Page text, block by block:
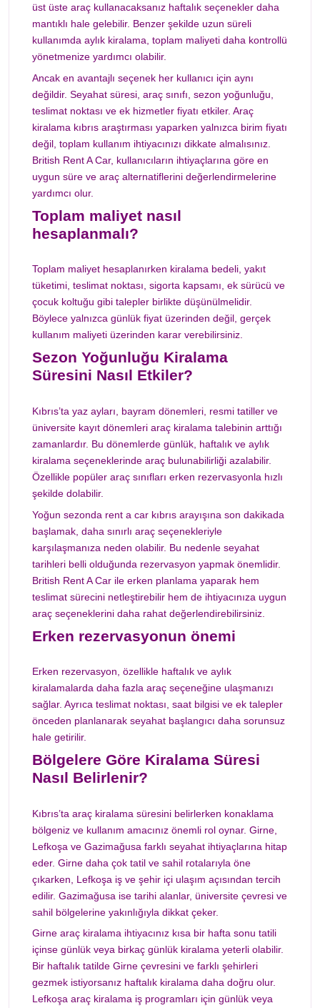
üst üste araç kullanacaksanız haftalık seçenekler daha
mantıklı hale gelebilir. Benzer şekilde uzun süreli
kullanımda aylık kiralama, toplam maliyeti daha kontrollü
yönetmenize yardımcı olabilir.
Ancak en avantajlı seçenek her kullanıcı için aynı
değildir. Seyahat süresi, araç sınıfı, sezon yoğunluğu,
teslimat noktası ve ek hizmetler fiyatı etkiler. Araç
kiralama kıbrıs araştırması yaparken yalnızca birim fiyatı
değil, toplam kullanım ihtiyacınızı dikkate almalısınız.
British Rent A Car, kullanıcıların ihtiyaçlarına göre en
uygun süre ve araç alternatiflerini değerlendirmelerine
yardımcı olur.
Toplam maliyet nasıl
hesaplanmalı?
Toplam maliyet hesaplanırken kiralama bedeli, yakıt
tüketimi, teslimat noktası, sigorta kapsamı, ek sürücü ve
çocuk koltuğu gibi talepler birlikte düşünülmelidir.
Böylece yalnızca günlük fiyat üzerinden değil, gerçek
kullanım maliyeti üzerinden karar verebilirsiniz.
Sezon Yoğunluğu Kiralama
Süresini Nasıl Etkiler?
Kıbrıs’ta yaz ayları, bayram dönemleri, resmi tatiller ve
üniversite kayıt dönemleri araç kiralama talebinin arttığı
zamanlardır. Bu dönemlerde günlük, haftalık ve aylık
kiralama seçeneklerinde araç bulunabilirliği azalabilir.
Özellikle popüler araç sınıfları erken rezervasyonla hızlı
şekilde dolabilir.
Yoğun sezonda rent a car kıbrıs arayışına son dakikada
başlamak, daha sınırlı araç seçenekleriyle
karşılaşmanıza neden olabilir. Bu nedenle seyahat
tarihleri belli olduğunda rezervasyon yapmak önemlidir.
British Rent A Car ile erken planlama yaparak hem
teslimat sürecini netleştirebilir hem de ihtiyacınıza uygun
araç seçeneklerini daha rahat değerlendirebilirsiniz.
Erken rezervasyonun önemi
Erken rezervasyon, özellikle haftalık ve aylık
kiralamalarda daha fazla araç seçeneğine ulaşmanızı
sağlar. Ayrıca teslimat noktası, saat bilgisi ve ek talepler
önceden planlanarak seyahat başlangıcı daha sorunsuz
hale getirilir.
Bölgelere Göre Kiralama Süresi
Nasıl Belirlenir?
Kıbrıs’ta araç kiralama süresini belirlerken konaklama
bölgeniz ve kullanım amacınız önemli rol oynar. Girne,
Lefkoşa ve Gazimağusa farklı seyahat ihtiyaçlarına hitap
eder. Girne daha çok tatil ve sahil rotalarıyla öne
çıkarken, Lefkoşa iş ve şehir içi ulaşım açısından tercih
edilir. Gazimağusa ise tarihi alanlar, üniversite çevresi ve
sahil bölgelerine yakınlığıyla dikkat çeker.
Girne araç kiralama ihtiyacınız kısa bir hafta sonu tatili
içinse günlük veya birkaç günlük kiralama yeterli olabilir.
Bir haftalık tatilde Girne çevresini ve farklı şehirleri
gezmek istiyorsanız haftalık kiralama daha doğru olur.
Lefkoşa araç kiralama iş programları için günlük veya